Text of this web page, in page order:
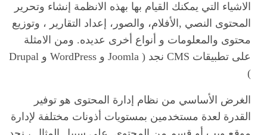
الاشياء التي يمكنك القيام بها بهذه الانظمة إنشاء وتحرير
المحتوى النصي ,الأفلام، والصور، إعداد التقارير ، وتوزيع
محتوى والمعلومات و أنواع أخرى عديده. ومن الامثلة
على تطبيقات CMS نجد ( Joomla و WordPress و Drupal
)
الغرض الأساسي من نظام إدارة المحتوى هو توفير
القدرة لعدة مستخدمين بمستويات أذونات مختلفة لإدارة